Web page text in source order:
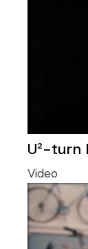
U²-turn
Video